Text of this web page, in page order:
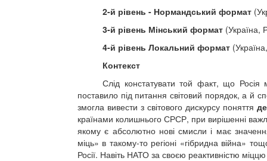
2-й рівень - Нормандський формат
3-й рівень Мінський формат (Україна,
4-й рівень Локальний формат
Контекст
Слід констатувати той факт, що
поставило під питання світовий порядок, а й
змогла вивести з світового дискурсу поняття
країнами колишнього СРСР, при вирішенні
якому є абсолютно нові смисли і має
міць» в такому-то регіоні «гібридна війна»
Росії. Навіть НАТО за своєю реактивністю